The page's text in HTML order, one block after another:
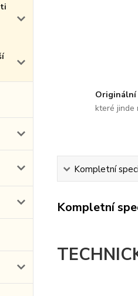
Originální
které jinde
Kompletní
Kompletní